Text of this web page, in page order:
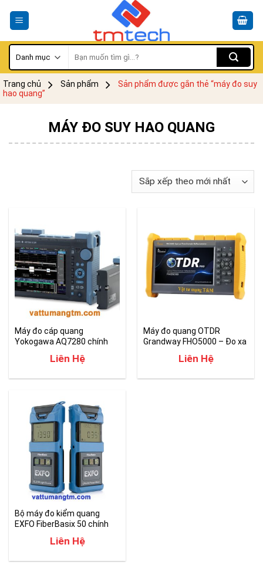
kiếm:
Trang chủ Sản phẩm
Sản phẩm được gắn thẻ “máy đo suy
hao quang”
MÁY ĐO SUY HAO QUANG
Máy đo cáp quang
Yokogawa AQ7280 chính
Liên Hệ
Máy đo quang OTDR
Grandway FHO5000 – Đo xa
Liên Hệ
Bộ máy đo kiểm quang
EXFO FiberBasix 50 chính
Liên Hệ